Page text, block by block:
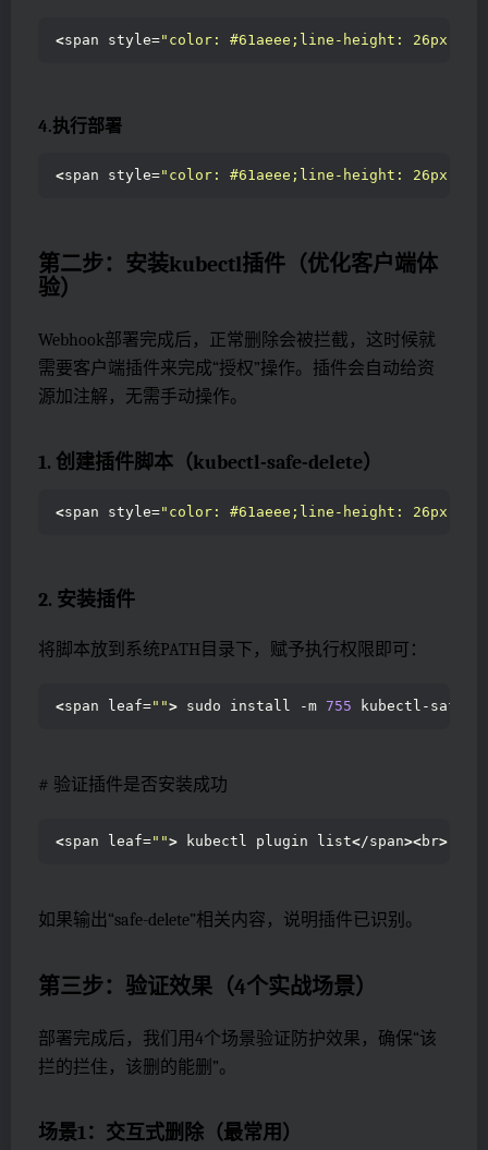
<span style="color: #61aeee;line-height: 26px;"
4.执行部署
<span style="color: #61aeee;line-height: 26px;"
第二步：安装kubectl插件（优化客户端体
验）
Webhook部署完成后，正常删除会被拦截，这时候就
需要客户端插件来完成“授权”操作。插件会自动给资
源加注解，无需手动操作。
1. 创建插件脚本（kubectl-safe-delete）
<span style="color: #61aeee;line-height: 26px;"
2. 安装插件
将脚本放到系统PATH目录下，赋予执行权限即可：
<span leaf=""> sudo install -m 755 kubectl-safe-
# 验证插件是否安装成功
<span leaf=""> kubectl plugin list</span><br>
如果输出“safe-delete”相关内容，说明插件已识别。
第三步：验证效果（4个实战场景）
部署完成后，我们用4个场景验证防护效果，确保“该
拦的拦住，该删的能删”。
场景1：交互式删除（最常用）